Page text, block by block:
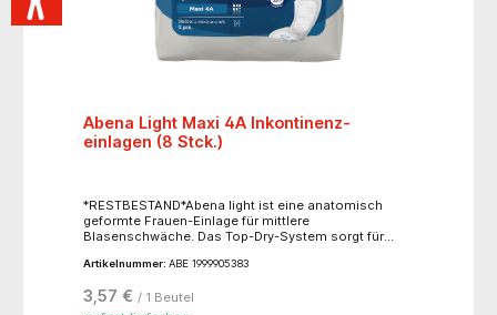
Abena Light Maxi 4A Inkontinenz-
einlagen (8 Stck.)
*RESTBESTAND*Abena light ist eine anatomisch
geformte Frauen-Einlage für mittlere
Blasenschwäche. Das Top-Dry-System sorgt für
Hautreizungen vor. Mit einem seitlich verlaufenden
Geruchsbinder minimiert unangenehme Gerüche.
Artikelnummer: ABE 1999905383
3,57 € / 1 Beutel